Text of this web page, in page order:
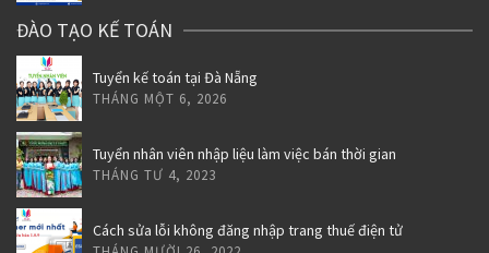
ĐÀO TẠO KẾ TOÁN
Tuyển kế toán tại Đà Nẵng
THÁNG MỘT 6, 2026
Tuyển nhân viên nhập liệu làm việc bán thời gian
THÁNG TƯ 4, 2023
Cách sửa lỗi không đăng nhập trang thuế điện tử